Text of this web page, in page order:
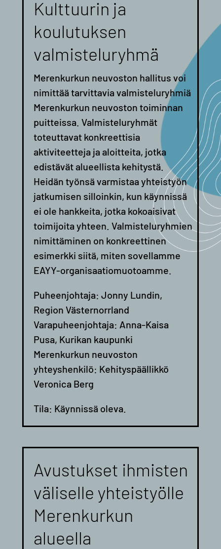
Kulttuurin ja
koulutuksen
valmisteluryhmä
Merenkurkun neuvoston hallitus voi
nimittää tarvittavia valmisteluryhmiä
Merenkurkun neuvoston toiminnan
puitteissa. Valmisteluryhmät
toteuttavat konkreettisia
aktiviteetteja ja aloitteita, jotka
edistävät alueellista kehitystä.
Heidän työnsä varmistaa yhteistyön
jatkumisen silloinkin, kun käynnissä
ei ole hankkeita, jotka kokoaisivat
toimijoita yhteen. Valmisteluryhmien
nimittäminen on konkreettinen
esimerkki siitä, miten sovellamme
EAYY-organisaatiomuotoamme.
Puheenjohtaja: Jonny Lundin,
Region Västernorrland
Varapuheenjohtaja: Anna-Kaisa
Pusa, Kurikan kaupunki
Merenkurkun neuvoston
yhteyshenkilö: Kehityspäällikkö
Veronica Berg
Tila: Käynnissä oleva.
Avustukset ihmisten
väliselle yhteistyölle
Merenkurkun
alueella